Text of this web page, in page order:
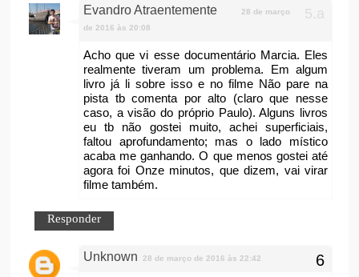
Evandro Atraentemente
28 de março
de 2016 às 20:08
Acho que vi esse documentário Marcia. Eles
realmente tiveram um problema. Em algum
livro já li sobre isso e no filme Não pare na
pista tb comenta por alto (claro que nesse
caso, a visão do próprio Paulo). Alguns livros
eu tb não gostei muito, achei superficiais,
faltou aprofundamento; mas o lado místico
acaba me ganhando. O que menos gostei até
agora foi Onze minutos, que dizem, vai virar
filme também.
Responder
Unknown 28 de março de 2016 às 22:42